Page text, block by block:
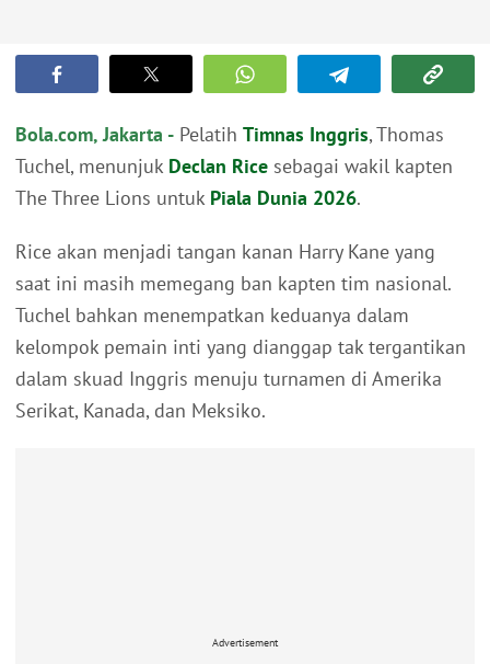
Bola.com, Jakarta - Pelatih Timnas Inggris, Thomas
Tuchel, menunjuk Declan Rice sebagai wakil kapten
The Three Lions untuk Piala Dunia 2026.
Rice akan menjadi tangan kanan Harry Kane yang
saat ini masih memegang ban kapten tim nasional.
Tuchel bahkan menempatkan keduanya dalam
kelompok pemain inti yang dianggap tak tergantikan
dalam skuad Inggris menuju turnamen di Amerika
Serikat, Kanada, dan Meksiko.
Advertisement